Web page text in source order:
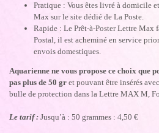
Pratique : Vous êtes livré à domicile
Max sur le site dédié de La Poste.
Rapide : Le Prêt-à-Poster Lettre Max
Postal, il est acheminé en service
envois domestiques.
Aquarienne ne vous propose ce choix que
pas plus de 50 gr et pouvant être insérés
bulle de protection dans la Lettre MAX M,
Le tarif : Jusqu’à : 50 grammes : 4,50 €